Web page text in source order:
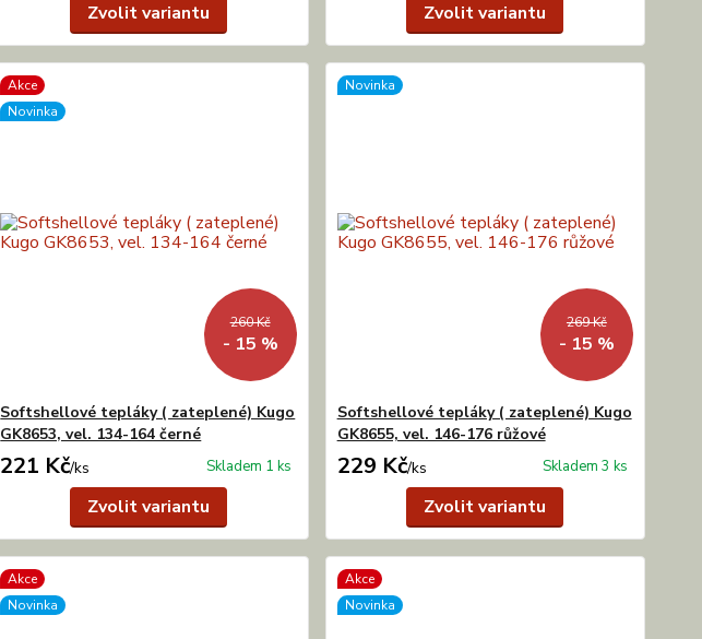
Zvolit variantu Zvolit variantu
Akce
Novinka
260 Kč
- 15 %
Softshellové tepláky ( zateplené) Kugo
GK8653, vel. 134-164 černé
221 Kč/ks Skladem 1 ks
Zvolit variantu
Novinka
269 Kč
- 15 %
Softshellové tepláky ( zateplené) Kugo
GK8655, vel. 146-176 růžové
229 Kč/ks Skladem 3 ks
Zvolit variantu
Akce
Novinka
Akce
Novinka